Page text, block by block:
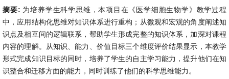
摘要: 为培养学生科学思维，本项目在《医学细胞生物学》教学过程
中，应用结构化思维对知识体系进行重构；从微观和宏观的角度阐述知
识点及相互间的逻辑联系，帮助学生形成完整的知识体系，加深对课程
内容的理解。从知识、能力、价值目标三个维度评价结果显示，本教学
形式完成知识目标的同时，培养了学生的自主学习能力，提升他们在知
识整合和迁移方面的能力，同时训练了他们的科学思维能力。